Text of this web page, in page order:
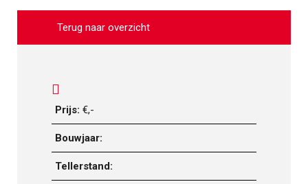
Terug naar overzicht
Prijs: €,-
Bouwjaar:
Tellerstand: